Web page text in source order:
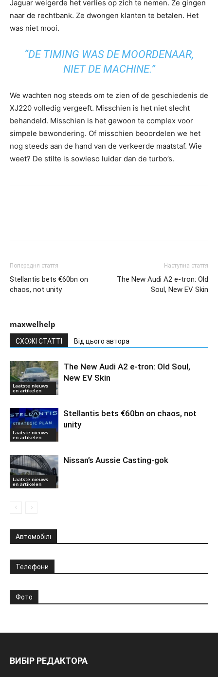
Jaguar weigerde het verlies op zich te nemen. Ze gingen
naar de rechtbank. Ze dwongen klanten te betalen. Het
was niet mooi.
“DE TIMING WAS DE MOORDENAAR,
NIET DE MACHINE.”
We wachten nog steeds om te zien of de geschiedenis de
XJ220 volledig vergeeft. Misschien is het niet slecht
behandeld. Misschien is het gewoon te complex voor
simpele bewondering. Of misschien beoordelen we het
nog steeds aan de hand van de verkeerde maatstaf. Wie
weet? De stilte is sowieso luider dan de turbo’s.
Попередня стаття
Stellantis bets €60bn on
chaos, not unity
Наступна стаття
The New Audi A2 e-tron: Old
Soul, New EV Skin
maxwelhelp
СХОЖІ СТАТТІ Від цього автора
Laatste nieuws
en artikelen
The New Audi A2 e-tron: Old Soul,
New EV Skin
Laatste nieuws
en artikelen
Stellantis bets €60bn on chaos, not
unity
Laatste nieuws
en artikelen
Nissan’s Aussie Casting-gok
Автомобілі
Телефони
Фото
ВИБІР РЕДАКТОРА